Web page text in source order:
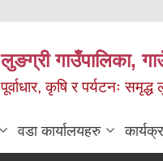
लुङग्री गाउँपालिका,
पूर्वाधार, कृषि र पर्यटनः
वडा कार्यालयहरु